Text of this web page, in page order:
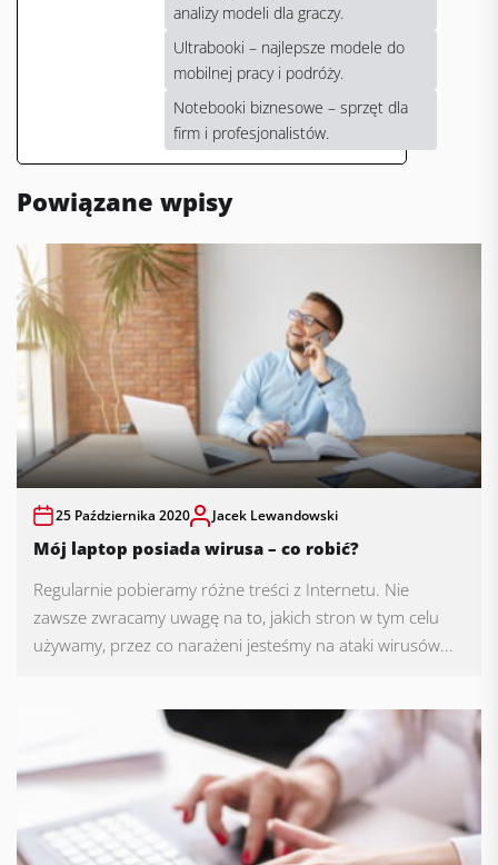
analizy modeli dla graczy.
Ultrabooki – najlepsze modele do
mobilnej pracy i podróży.
Notebooki biznesowe – sprzęt dla
firm i profesjonalistów.
Powiązane wpisy
25 Października 2020 Jacek Lewandowski
Mój laptop posiada wirusa – co robić?
Regularnie pobieramy różne treści z Internetu. Nie
zawsze zwracamy uwagę na to, jakich stron w tym celu
używamy, przez co narażeni jesteśmy na ataki wirusów...